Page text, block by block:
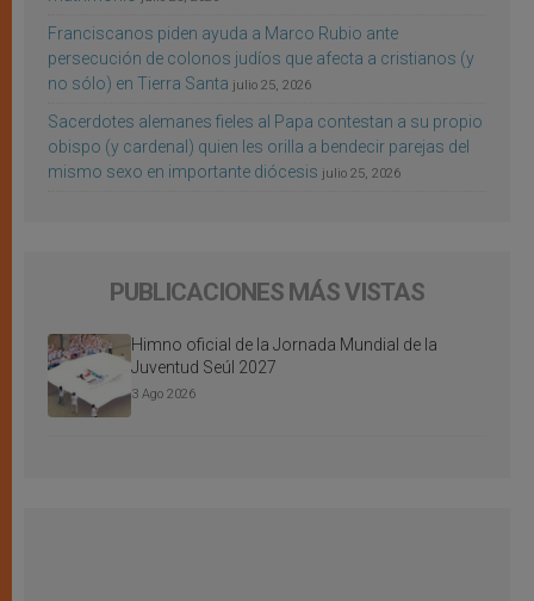
Franciscanos piden ayuda a Marco Rubio ante
persecución de colonos judíos que afecta a cristianos (y
no sólo) en Tierra Santa julio 25, 2026
Sacerdotes alemanes fieles al Papa contestan a su propio
obispo (y cardenal) quien les orilla a bendecir parejas del
mismo sexo en importante diócesis julio 25, 2026
PUBLICACIONES MÁS VISTAS
Himno oficial de la Jornada Mundial de la
Juventud Seúl 2027
3 Ago 2026